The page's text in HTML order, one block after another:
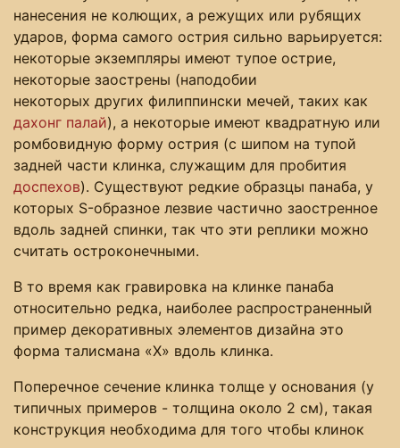
нанесения не колющих, а режущих или рубящих
ударов, форма самого острия сильно варьируется:
некоторые экземпляры имеют тупое острие,
некоторые заострены (наподобии
некоторых других филиппински мечей, таких как
дахонг палай), а некоторые имеют квадратную или
ромбовидную форму острия (с шипом на тупой
задней части клинка, служащим для пробития
доспехов). Существуют редкие образцы панаба, у
которых S-образное лезвие частично заостренное
вдоль задней спинки, так что эти реплики можно
считать остроконечными.
В то время как гравировка на клинке панаба
относительно редка, наиболее распространенный
пример декоративных элементов дизайна это
форма талисмана «Х» вдоль клинка.
Поперечное сечение клинка толще у основания (у
типичных примеров - толщина около 2 см), такая
конструкция необходима для того чтобы клинок